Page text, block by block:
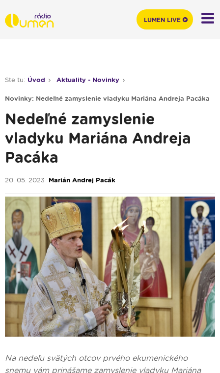
Ste tu: Úvod Aktuality - Novinky
Novinky: Nedeľné zamyslenie vladyku Mariána Andreja Pacáka
Nedeľné zamyslenie
vladyku Mariána Andreja
Pacáka
20. 05. 2023 Marián Andrej Pacák
Na nedeľu svätých otcov prvého ekumenického
snemu vám prinášame zamyslenie vladyku Mariána
LUMEN LIVE